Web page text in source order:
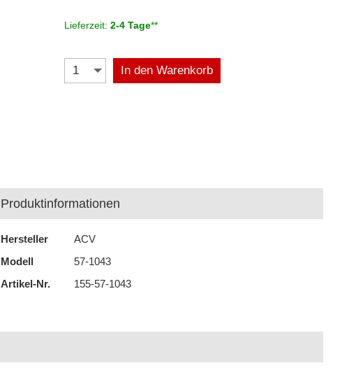
Lieferzeit: 2-4 Tage**
In den Warenkorb
Produktinformationen
Hersteller
ACV
Modell
57-1043
Artikel-Nr.
155-57-1043